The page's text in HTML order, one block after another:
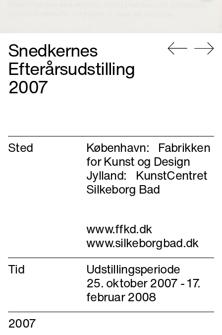
Snedkernes
Efterårsudstilling
2007
Sted København: Fabrikken
for Kunst og Design
Jylland: KunstCentret
Silkeborg Bad
www.ffkd.dk
Tid
Udstillingsperiode
25. oktober 2007 - 17.
februar 2008
2007